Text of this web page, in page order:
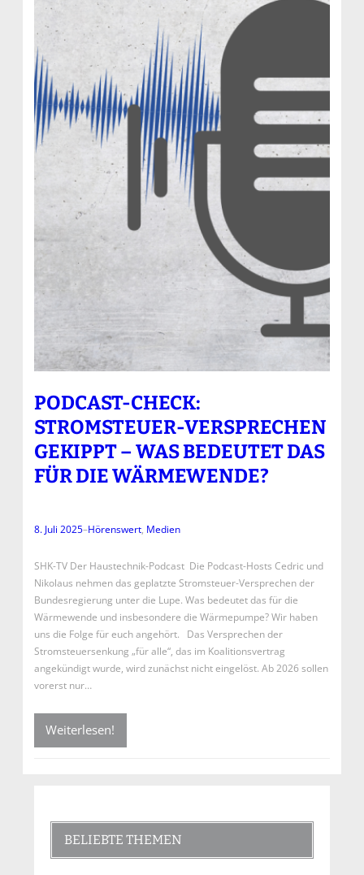
PODCAST-CHECK:
STROMSTEUER-VERSPRECHEN
GEKIPPT – WAS BEDEUTET DAS
FÜR DIE WÄRMEWENDE?
8. Juli 2025–Hörenswert, Medien
SHK-TV Der Haustechnik-Podcast Die Podcast-Hosts Cedric und
Nikolaus nehmen das geplatzte Stromsteuer-Versprechen der
Bundesregierung unter die Lupe. Was bedeutet das für die
Wärmewende und insbesondere die Wärmepumpe? Wir haben
uns die Folge für euch angehört. Das Versprechen der
Stromsteuersenkung „für alle“, das im Koalitionsvertrag
angekündigt wurde, wird zunächst nicht eingelöst. Ab 2026 sollen
vorerst nur…
Weiterlesen!
BELIEBTE THEMEN